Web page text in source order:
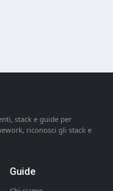
stack e guide per
riconosci gli stack e
Guide